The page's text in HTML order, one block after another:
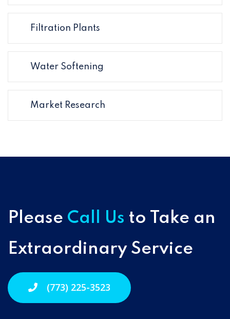
Filtration Plants
Water Softening
Market Research
Please Call Us to Take an
Extraordinary Service
(773) 225-3523